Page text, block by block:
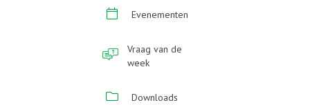
Evenementen
Vraag van de
week
Downloads